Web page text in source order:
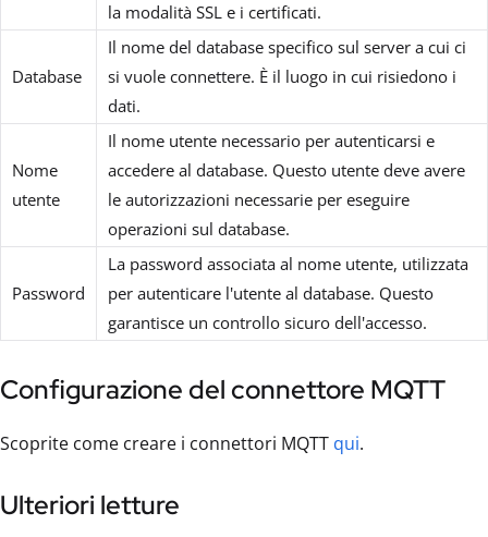
la modalità SSL e i certificati.
Database
Il nome del database specifico sul server a cui ci
si vuole connettere. È il luogo in cui risiedono i
dati.
Nome
utente
Il nome utente necessario per autenticarsi e
accedere al database. Questo utente deve avere
le autorizzazioni necessarie per eseguire
operazioni sul database.
Password
La password associata al nome utente, utilizzata
per autenticare l'utente al database. Questo
garantisce un controllo sicuro dell'accesso.
Configurazione del connettore MQTT
Scoprite come creare i connettori MQTT qui.
Ulteriori letture